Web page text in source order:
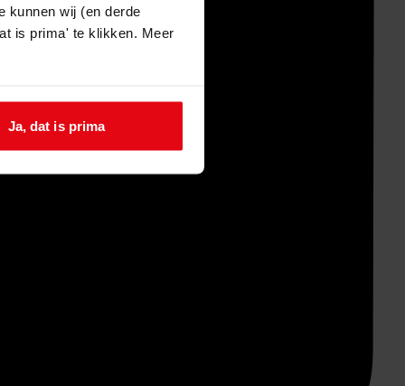
kunnen wij (en derde
is prima' te klikken. Meer
Ja, dat is prima